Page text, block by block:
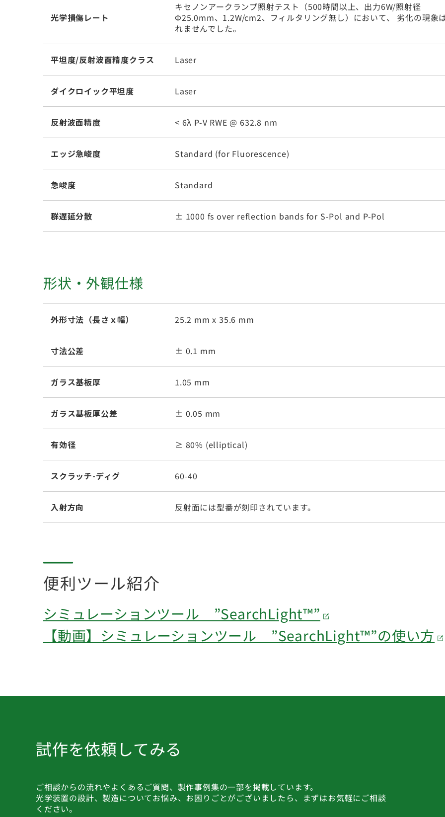
光学損傷レート
キセノンアークランプ照射テスト（500時間以上、出力6W/照射径
Φ25.0mm、1.2W/cm2、フィルタリング無し）において、 劣化の現象
れませんでした。
平坦度/反射波面精度クラス Laser
ダイクロイック平坦度 Laser
反射波面精度 < 6λ P-V RWE @ 632.8 nm
エッジ急峻度 Standard (for Fluorescence)
急峻度 Standard
群遅延分散 ± 1000 fs over reflection bands for S-Pol and P-Pol
形状・外観仕様
外形寸法（長さｘ幅） 25.2 mm x 35.6 mm
寸法公差 ± 0.1 mm
ガラス基板厚 1.05 mm
ガラス基板厚公差 ± 0.05 mm
有効径 ≥ 80% (elliptical)
スクラッチ-ディグ 60-40
入射方向 反射面には型番が刻印されています。
便利ツール紹介
シミュレーションツール ”SearchLight™”
【動画】シミュレーションツール ”SearchLight™”の使い方
試作を依頼してみる
ご相談からの流れやよくあるご質問、製作事例集の一部を掲載しています。
光学装置の設計、製造についてお悩み、お困りごとがございましたら、まずはお気軽にご相談
ください。